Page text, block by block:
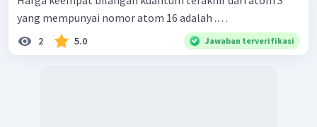
yang mempunyai nomor atom 16 adalah .…
2 5.0 Jawaban terverifikasi